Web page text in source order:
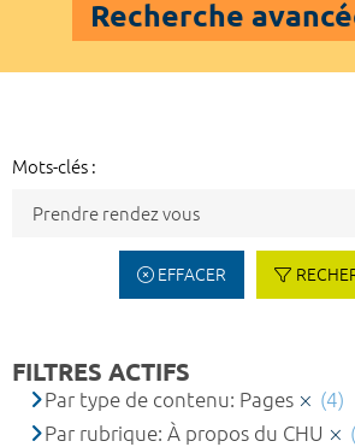
Recherche
Mots-clés :
EFFACER
FILTRES ACTIFS
Par type de contenu: Pages
(4)
Par rubrique: À propos du CHU